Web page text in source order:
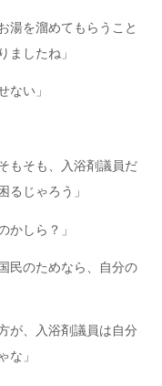
湯を溜めてもらうこと
ましたね」
ない」
もそも、入浴剤議員だ
るじゃろう」
かしら？」
民のためなら、自分の
が、入浴剤議員は自分
な」